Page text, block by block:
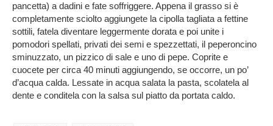
pancetta) a dadini e fate soffriggere. Appena il grasso si è
completamente sciolto aggiungete la cipolla tagliata a fettine
sottili, fatela diventare leggermente dorata e poi unite i
pomodori spellati, privati dei semi e spezzettati, il peperoncino
sminuzzato, un pizzico di sale e uno di pepe. Coprite e
cuocete per circa 40 minuti aggiungendo, se occorre, un po’
d’acqua calda. Lessate in acqua salata la pasta, scolatela al
dente e conditela con la salsa sul piatto da portata caldo.